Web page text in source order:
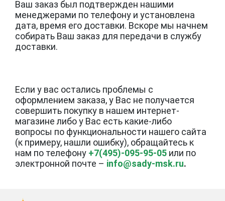
Ваш заказ был подтвержден нашими
менеджерами по телефону и установлена
дата, время его доставки. Вскоре мы начнем
собирать Ваш заказ для передачи в службу
доставки.
Если у вас остались проблемы с
оформлением заказа, у Вас не получается
совершить покупку в нашем интернет-
магазине либо у Вас есть какие-либо
вопросы по функциональности нашего сайта
(к примеру, нашли ошибку), обращайтесь к
нам по телефону +7(495)-095-95-05 или по
электронной почте – info@sady-msk.ru.